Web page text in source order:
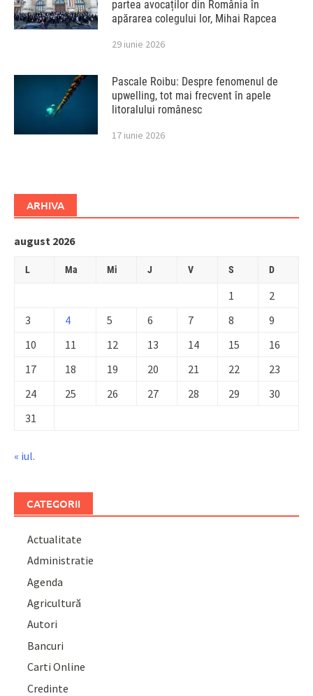
partea avocaților din România în
apărarea colegului lor, Mihai Rapcea
29 iunie 2026
Pascale Roibu: Despre fenomenul de
upwelling, tot mai frecvent în apele
litoralului românesc
17 iunie 2026
ARHIVA
august 2026
L Ma Mi J V S D
1
2
3
4 5 6 7 8
9
10
11 12 13 14 15
16
17
18 19 20 21 22
23
24
25 26 27 28 29
30
31
« iul.
CATEGORII
Actualitate
Administratie
Agenda
Agricultură
Autori
Bancuri
Carti Online
Credinte